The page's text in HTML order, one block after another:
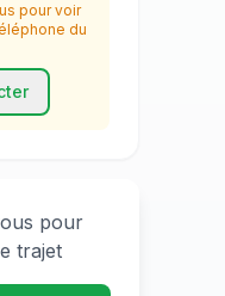
pour voir
du
pour
trajet